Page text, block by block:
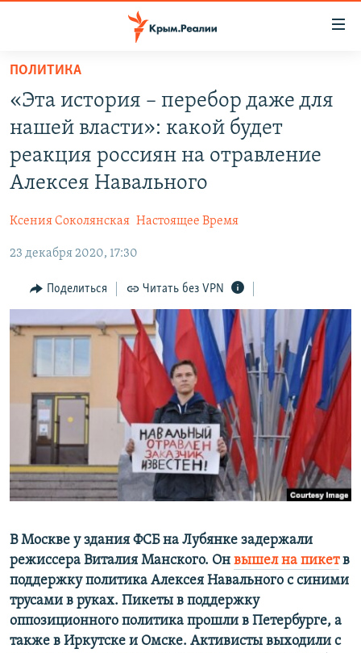
Вернуться
основному
содержанию
главной
Вернутся
СПЕЦПРОЕКТЫ
КАРТА ВОЕННЫХ ОБЪЕКТОВ КРЫМА
ИСТОРИЯ
ИНФОГРАФИКА
ТЕЛЕПРОЕКТ КРЫМ.РЕАЛИИ
СОВЕТЫ ПРАВОЗАЩИТНИКОВ
ПРОПАВШИЕ БЕЗ ВЕСТИ
ПОБЕДИТЕЛЕЙ НЕ СУДЯТ?
КРЫМ.НЕПОКОРЕННЫЙ
ELIFBE
УКРАИНСКАЯ ПРОБЛЕМА КРЫМА
КАК ОБОЙТИ БЛОКИРОВКУ
Qırımtatar
ПРИСОЕДИНЯЙТЕСЬ!
Все сайты RFE/RL
ПОЛИТИКА
«Эта история – перебор даже для
нашей власти»: какой будет
реакция россиян на отравление
Алексея Навального
Ксения Соколянская Настоящее Время
23 декабря 2020, 17:30
Поделиться Читать без VPN
В Москве у здания ФСБ на Лубянке задержали
режиссера Виталия Манского. Он вышел на пикетв
поддержку политика Алексея Навального с синими
трусами в руках. Пикеты в поддержку
оппозиционного политика прошли в Петербурге, а
также в Иркутске и Омске. Активисты выходили с